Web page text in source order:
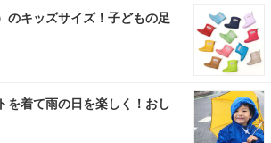
のキッズサイズ！子どもの足
を着て雨の日を楽しく！おし